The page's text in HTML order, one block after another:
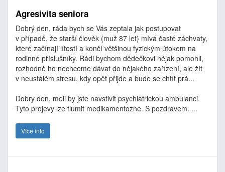
Agresivita seniora
Dobrý den, ráda bych se Vás zeptala jak postupovat
v případě, že starší člověk (muž 87 let) mívá časté záchvaty,
které začínají lítostí a končí většinou fyzickým útokem na
rodinné příslušníky. Rádi bychom dědečkovi nějak pomohli,
rozhodně ho nechceme dávat do nějakého zařízení, ale žít
v neustálém stresu, kdy opět přijde a bude se chtít prá...
Dobry den, meli by jste navstivit psychiatrickou ambulanci.
Tyto projevy lze tlumit medikamentozne. S pozdravem. ...
Více info